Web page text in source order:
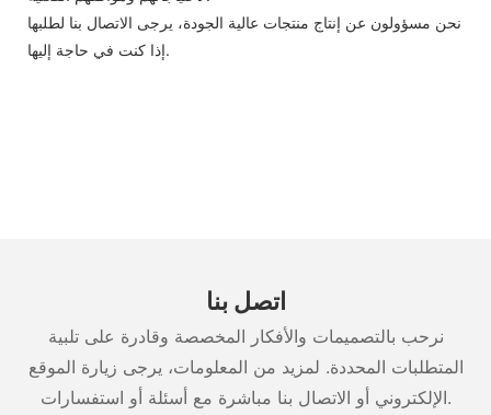
نحن مسؤولون عن إنتاج منتجات عالية الجودة، يرجى الاتصال بنا لطلبها
إذا كنت في حاجة إليها.
اتصل بنا
نرحب بالتصميمات والأفكار المخصصة وقادرة على تلبية
المتطلبات المحددة. لمزيد من المعلومات، يرجى زيارة الموقع
الإلكتروني أو الاتصال بنا مباشرة مع أسئلة أو استفسارات.